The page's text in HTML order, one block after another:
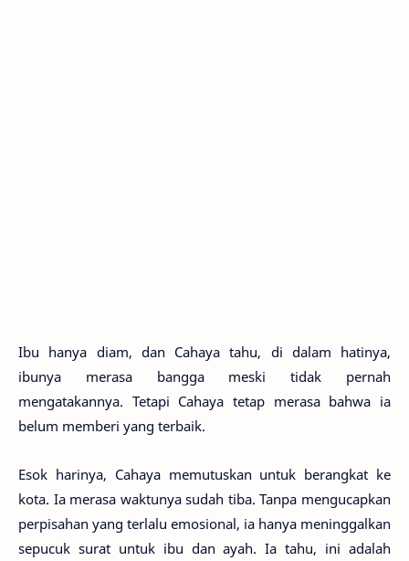
Ibu hanya diam, dan Cahaya tahu, di dalam hatinya,
ibunya merasa bangga meski tidak pernah
mengatakannya. Tetapi Cahaya tetap merasa bahwa ia
belum memberi yang terbaik.
Esok harinya, Cahaya memutuskan untuk berangkat ke
kota. Ia merasa waktunya sudah tiba. Tanpa mengucapkan
perpisahan yang terlalu emosional, ia hanya meninggalkan
sepucuk surat untuk ibu dan ayah. Ia tahu, ini adalah